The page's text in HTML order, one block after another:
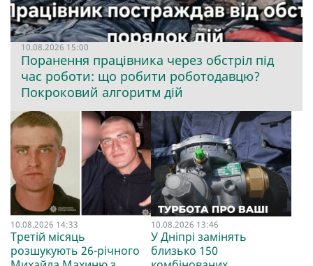
10.08.2026 15:00
Поранення працівника через обстріл під
час роботи: що робити роботодавцю?
Покроковий алгоритм дій
10.08.2026 14:33
Третій місяць
розшукують 26-річного
10.08.2026 13:46
У Дніпрі замінять
близько 150